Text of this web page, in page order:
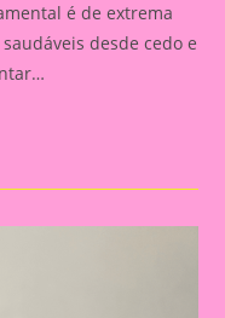
é de extrema
desde cedo e